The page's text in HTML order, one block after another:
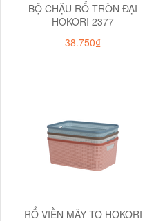
BỘ CHẬU RỔ TRÒN ĐẠI
HOKORI 2377
38.750₫
RỔ VIỀN MÂY TO HOKORI